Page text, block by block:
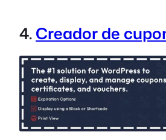
4.Creador de